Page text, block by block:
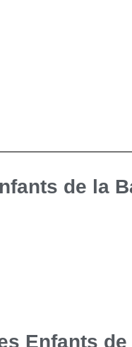
de la
Enfants